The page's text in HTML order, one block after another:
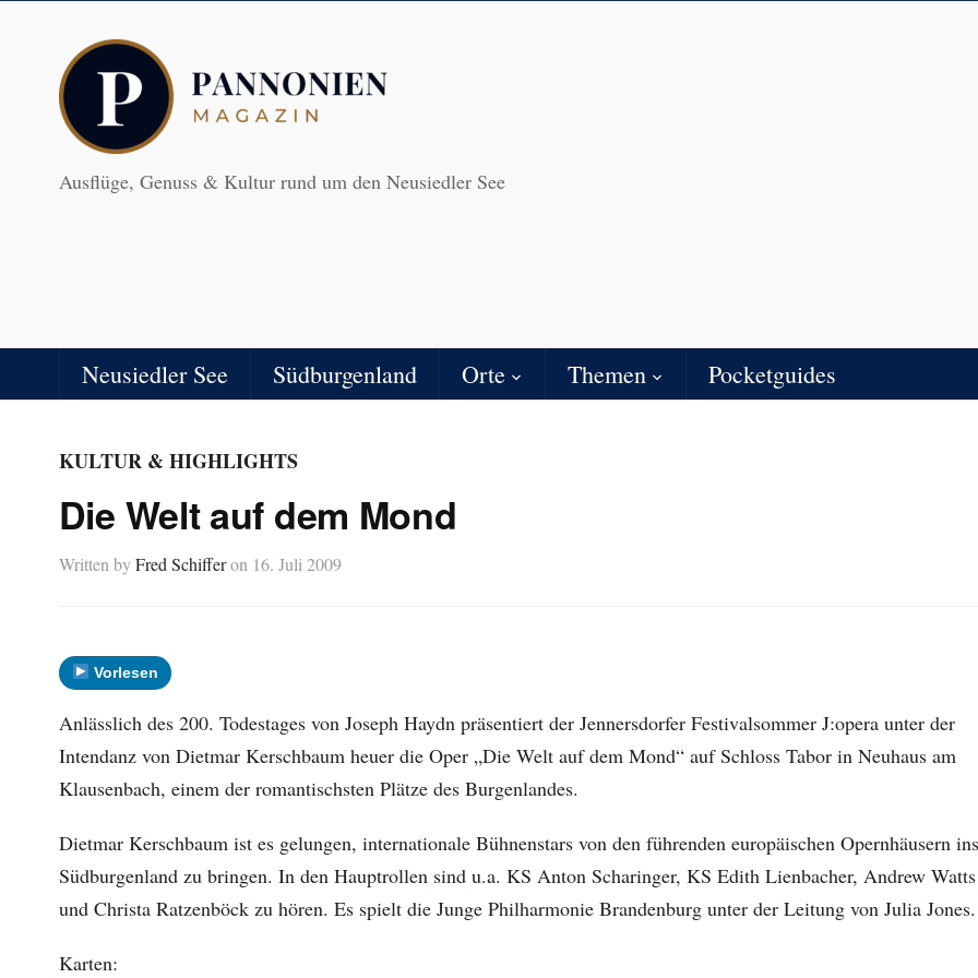
Ausflüge, Genuss & Kultur rund um den Neusiedler See
Neusiedler See Südburgenland Orte Themen Pocketguides
KULTUR & HIGHLIGHTS
Die Welt auf dem Mond
Written byFred Schiffer on 16. Juli 2009
Vorlesen
Anlässlich des 200. Todestages von Joseph Haydn präsentiert der Jennersdorfer Festivalsommer J:opera unter der
Intendanz von Dietmar Kerschbaum heuer die Oper „Die Welt auf dem Mond“ auf Schloss Tabor in Neuhaus am
Klausenbach, einem der romantischsten Plätze des Burgenlandes.
Dietmar Kerschbaum ist es gelungen, internationale Bühnenstars von den führenden europäischen Opernhäusern ins
Südburgenland zu bringen. In den Hauptrollen sind u.a. KS Anton Scharinger, KS Edith Lienbacher, Andrew Watts
und Christa Ratzenböck zu hören. Es spielt die Junge Philharmonie Brandenburg unter der Leitung von Julia Jones.
Karten: